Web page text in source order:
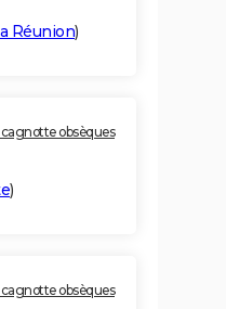
Réunion)
obsèques
)
obsèques